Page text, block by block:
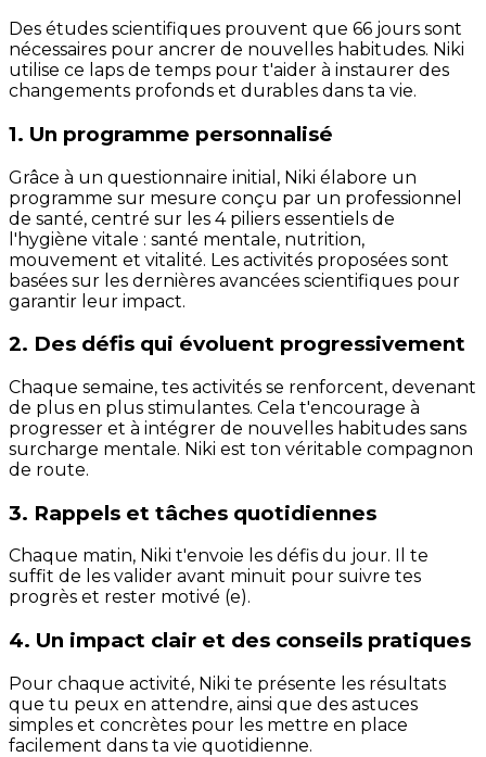
Des études scientifiques prouvent que 66 jours sont
nécessaires pour ancrer de nouvelles habitudes. Niki
utilise ce laps de temps pour t'aider à instaurer des
changements profonds et durables dans ta vie.
1. Un programme personnalisé
Grâce à un questionnaire initial, Niki élabore un
programme sur mesure conçu par un professionnel
de santé, centré sur les 4 piliers essentiels de
l'hygiène vitale : santé mentale, nutrition,
mouvement et vitalité. Les activités proposées sont
basées sur les dernières avancées scientifiques pour
garantir leur impact.
2. Des défis qui évoluent progressivement
Chaque semaine, tes activités se renforcent, devenant
de plus en plus stimulantes. Cela t'encourage à
progresser et à intégrer de nouvelles habitudes sans
surcharge mentale. Niki est ton véritable compagnon
de route.
3. Rappels et tâches quotidiennes
Chaque matin, Niki t'envoie les défis du jour. Il te
suffit de les valider avant minuit pour suivre tes
progrès et rester motivé (e).
4. Un impact clair et des conseils pratiques
Pour chaque activité, Niki te présente les résultats
que tu peux en attendre, ainsi que des astuces
simples et concrètes pour les mettre en place
facilement dans ta vie quotidienne.